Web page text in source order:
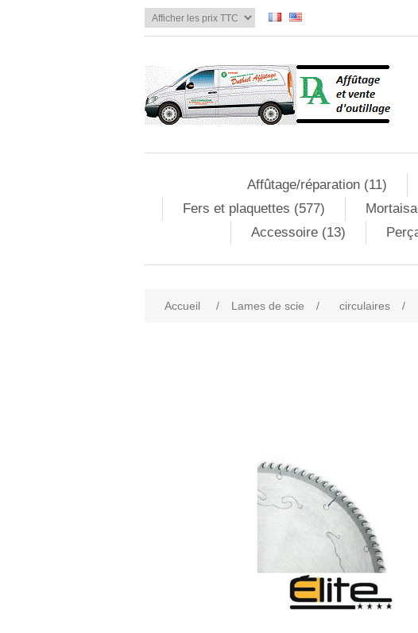
Affûtage/réparation (11)
Fers et plaquettes (577)
Accessoire (13)
Accueil / Lames de scie / circulaires /